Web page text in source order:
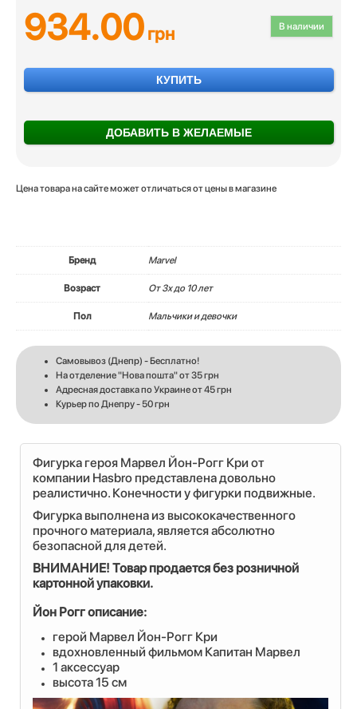
В наличии
934.00грн
КУПИТЬ
ДОБАВИТЬ В ЖЕЛАЕМЫЕ
Цена товара на сайте может отличаться от цены в магазине
Бренд Marvel
Возраст От 3х до 10 лет
Пол Мальчики и девочки
Самовывоз (Днепр) - Бесплатно!
На отделение "Нова пошта" от 35 грн
Адресная доставка по Украине от 45 грн
Курьер по Днепру - 50 грн
Фигурка героя Марвел Йон-Рогг Кри от
компании Hasbro представлена довольно
реалистично. Конечности у фигурки подвижные.
Фигурка выполнена из высококачественного
прочного материала, является абсолютно
безопасной для детей.
ВНИМАНИЕ! Товар продается без розничной
картонной упаковки.
Йон Рогг описание:
герой Марвел Йон-Рогг Кри
вдохновленный фильмом Капитан Марвел
1 аксессуар
высота 15 см